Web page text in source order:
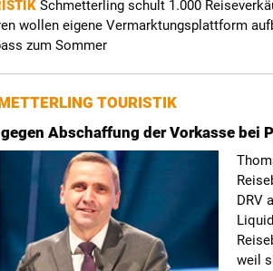
Schmetterling schult 1.000
wollen eigene Vermarktungsplattform
zum Sommer
TOURISTIK
Abschaffung der Vorkasse bei
DRV
weil